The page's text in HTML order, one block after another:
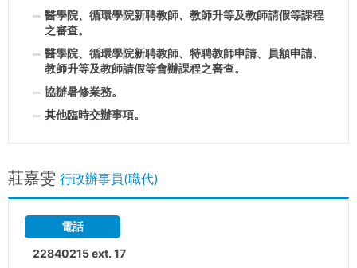
醫學院、循環學院新聘教師、教師升等及教師請假等課程
之審查。
醫學院、循環學院新聘教師、特聘教師申請、員額申請、
教師升等及教師請假等會辦課程之審查。
協辦暑修業務。
其他臨時交辦事項。
莊嘉雯 行政辦事員(職代)
電話
22840215 ext. 17